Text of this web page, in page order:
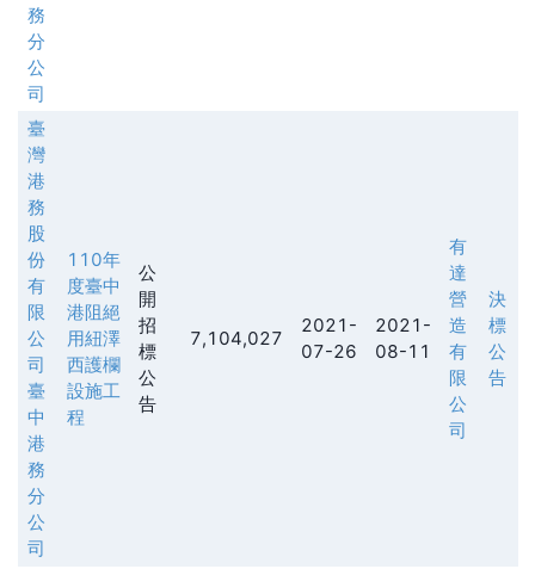
務
分
公
司
臺
灣
港
務
股
份
有
限
公
司
臺
中
港
務
分
公
司
110年
度臺中
港阻絕
用紐澤
西護欄
設施工
程
公
開
招
標
公
告
7,104,027
2021-
07-26
2021-
08-11
有
達
營
造
有
限
公
司
決
標
公
告